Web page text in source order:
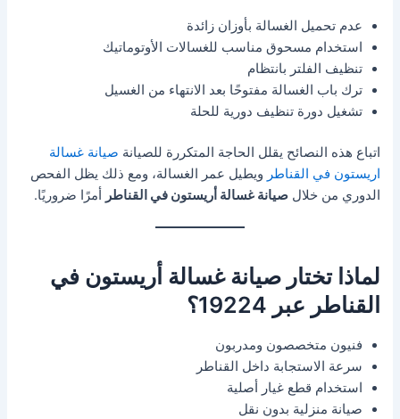
عدم تحميل الغسالة بأوزان زائدة
استخدام مسحوق مناسب للغسالات الأوتوماتيك
تنظيف الفلتر بانتظام
ترك باب الغسالة مفتوحًا بعد الانتهاء من الغسيل
تشغيل دورة تنظيف دورية للحلة
اتباع هذه النصائح يقلل الحاجة المتكررة للصيانة صيانة غسالة
اريستون في القناطر ويطيل عمر الغسالة، ومع ذلك يظل الفحص
الدوري من خلالصيانة غسالة أريستون في القناطر أمرًا ضروريًا.
لماذا تختار صيانة غسالة أريستون في
القناطر عبر 19224؟
فنيون متخصصون ومدربون
سرعة الاستجابة داخل القناطر
استخدام قطع غيار أصلية
صيانة منزلية بدون نقل